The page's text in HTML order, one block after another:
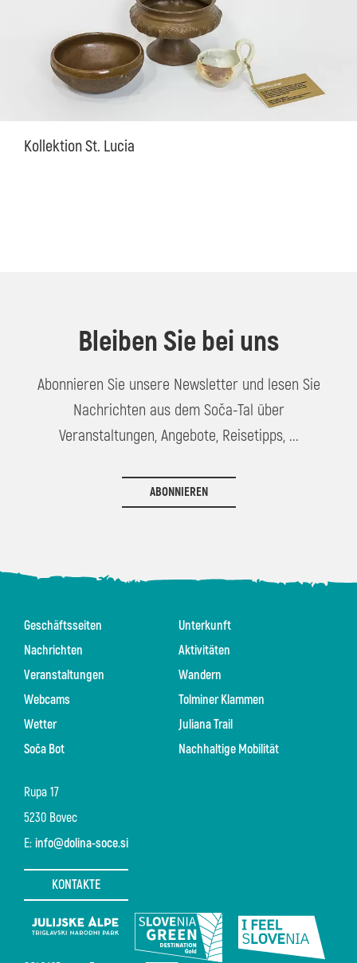
Kollektion St. Lucia
Bleiben Sie bei uns
Abonnieren Sie unsere Newsletter und lesen Sie
Nachrichten aus dem Soča-Tal über
Veranstaltungen, Angebote, Reisetipps, ...
ABONNIEREN
Rupa 17
5230 Bovec
E: info@dolina-soce.si
KONTAKTE
Geschäftsseiten
Nachrichten
Veranstaltungen
Webcams
Wetter
Soča Bot
Unterkunft
Aktivitäten
Wandern
Tolminer Klammen
Juliana Trail
Nachhaltige Mobilität